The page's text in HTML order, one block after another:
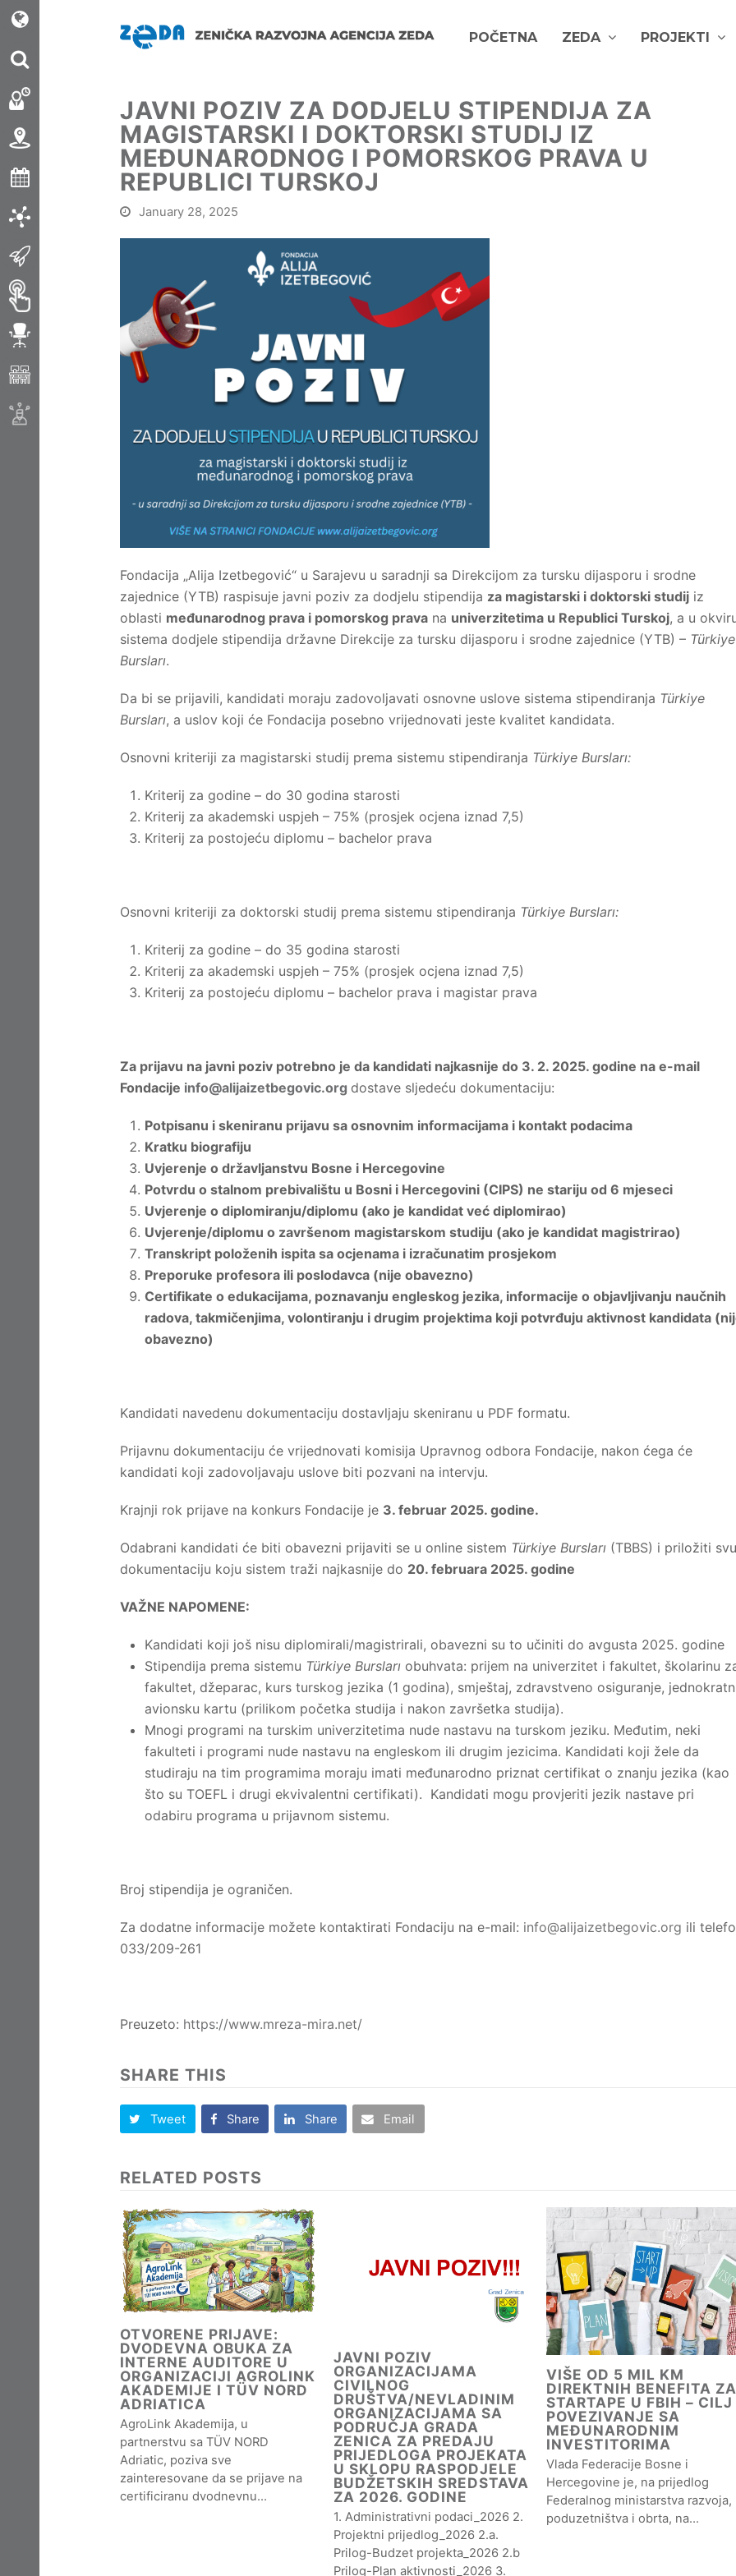
POČETNA ZEDA PROJEKTI
JAVNI POZIV ZA DODJELU STIPENDIJA ZA
MAGISTARSKI I DOKTORSKI STUDIJ IZ
MEĐUNARODNOG I POMORSKOG PRAVA U
REPUBLICI TURSKOJ
January 28, 2025
Fondacija „Alija Izetbegović“ u Sarajevu u saradnji sa Direkcijom za tursku dijasporu i srodne
zajednice (YTB) raspisuje javni poziv za dodjelu stipendija za magistarski i doktorski studij iz
oblasti međunarodnog prava i pomorskog prava na univerzitetima u Republici Turskoj, a u
sistema dodjele stipendija državne Direkcije za tursku dijasporu i srodne zajednice (YTB) – Türkiye
Bursları.
Da bi se prijavili, kandidati moraju zadovoljavati osnovne uslove sistema stipendiranja Türkiye
Bursları, a uslov koji će Fondacija posebno vrijednovati jeste kvalitet kandidata.
Osnovni kriteriji za magistarski studij prema sistemu stipendiranja Türkiye Bursları:
Kriterij za godine – do 30 godina starosti
Kriterij za akademski uspjeh – 75% (prosjek ocjena iznad 7,5)
Kriterij za postojeću diplomu – bachelor prava
Osnovni kriteriji za doktorski studij prema sistemu stipendiranja Türkiye Bursları:
Kriterij za godine – do 35 godina starosti
Kriterij za akademski uspjeh – 75% (prosjek ocjena iznad 7,5)
Kriterij za postojeću diplomu – bachelor prava i magistar prava
Za prijavu na javni poziv potrebno je da kandidati najkasnije do 3. 2. 2025. godine na e-mail
Fondacije info@alijaizetbegovic.org dostave sljedeću dokumentaciju:
Potpisanu i skeniranu prijavu sa osnovnim informacijama i kontakt podacima
Kratku biografiju
Uvjerenje o državljanstvu Bosne i Hercegovine
Potvrdu o stalnom prebivalištu u Bosni i Hercegovini (CIPS) ne stariju od 6 mjeseci
Uvjerenje o diplomiranju/diplomu (ako je kandidat već diplomirao)
Uvjerenje/diplomu o završenom magistarskom studiju (ako je kandidat magistrirao)
Transkript položenih ispita sa ocjenama i izračunatim prosjekom
Preporuke profesora ili poslodavca (nije obavezno)
Certifikate o edukacijama, poznavanju engleskog jezika, informacije o objavljivanju naučnih
radova, takmičenjima, volontiranju i drugim projektima koji potvrđuju aktivnost kandidata
obavezno)
Kandidati navedenu dokumentaciju dostavljaju skeniranu u PDF formatu.
Prijavnu dokumentaciju će vrijednovati komisija Upravnog odbora Fondacije, nakon ćega će
kandidati koji zadovoljavaju uslove biti pozvani na intervju.
Krajnji rok prijave na konkurs Fondacije je 3. februar 2025. godine.
Odabrani kandidati će biti obavezni prijaviti se u online sistem Türkiye Bursları (TBBS) i priložiti svu
dokumentaciju koju sistem traži najkasnije do 20. februara 2025. godine
VAŽNE NAPOMENE:
Kandidati koji još nisu diplomirali/magistrirali, obavezni su to učiniti do avgusta 2025. godine
Stipendija prema sistemu Türkiye Bursları obuhvata: prijem na univerzitet i fakultet, školarinu
fakultet, džeparac, kurs turskog jezika (1 godina), smještaj, zdravstveno osiguranje,
avionsku kartu (prilikom početka studija i nakon završetka studija).
Mnogi programi na turskim univerzitetima nude nastavu na turskom jeziku. Međutim, neki
fakulteti i programi nude nastavu na engleskom ili drugim jezicima. Kandidati koji žele da
studiraju na tim programima moraju imati međunarodno priznat certifikat o znanju jezika (kao
što su TOEFL i drugi ekvivalentni certifikati). Kandidati mogu provjeriti jezik nastave pri
odabiru programa u prijavnom sistemu.
Broj stipendija je ograničen.
Za dodatne informacije možete kontaktirati Fondaciju na e-mail: info@alijaizetbegovic.org ili
033/209-261
Preuzeto: https://www.mreza-mira.net/
SHARE THIS
Tweet Share Share Email
RELATED POSTS
OTVORENE PRIJAVE:
DVODEVNA OBUKA ZA
INTERNE AUDITORE U
ORGANIZACIJI AGROLINK
AKADEMIJE I TÜV NORD
ADRIATICA
AgroLink Akademija, u
partnerstvu sa TÜV NORD
Adriatic, poziva sve
zainteresovane da se prijave na
certificiranu dvodnevnu…
JAVNI POZIV
ORGANIZACIJAMA
CIVILNOG
DRUŠTVA/NEVLADINIM
ORGANIZACIJAMA SA
PODRUČJA GRADA
ZENICA ZA PREDAJU
PRIJEDLOGA PROJEKATA
U SKLOPU RASPODJELE
BUDŽETSKIH SREDSTAVA
ZA 2026. GODINE
1. Administrativni podaci_2026 2.
Projektni prijedlog_2026 2.a.
Prilog-Budzet projekta_2026 2.b
Prilog-Plan aktivnosti_2026 3.
VIŠE OD 5 MIL KM
DIREKTNIH BENEFITA
STARTAPE U FBIH – CILJ
POVEZIVANJE SA
MEĐUNARODNIM
INVESTITORIMA
Vlada Federacije Bosne i
Hercegovine je, na prijedlog
Federalnog ministarstva razvoja,
poduzetništva i obrta, na…